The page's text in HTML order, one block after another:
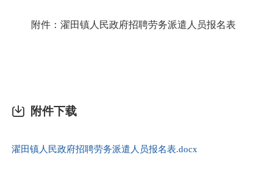
附件：濯田镇人民政府招聘劳务派遣人员报名表
附件下载
濯田镇人民政府招聘劳务派遣人员报名表.docx